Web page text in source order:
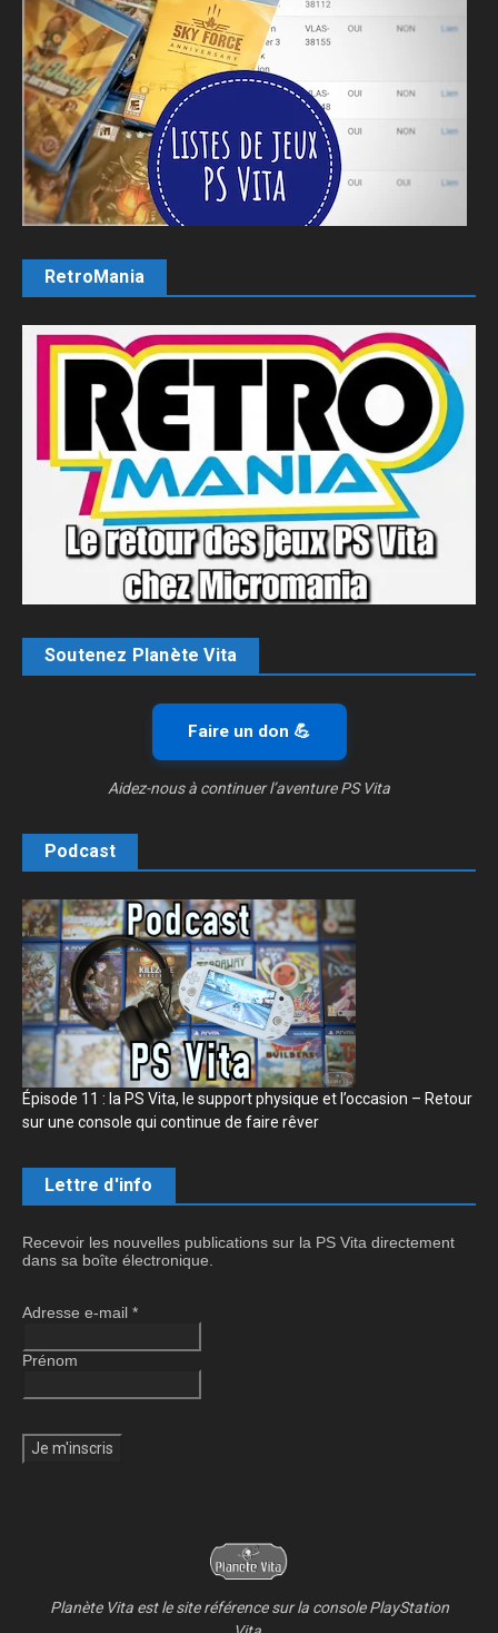
RetroMania
Soutenez Planète Vita
Faire un don 💪
Aidez-nous à continuer l’aventure PS Vita
Podcast
Épisode 11 : la PS Vita, le support physique et l’occasion – Retour
sur une console qui continue de faire rêver
Lettre d'info
Recevoir les nouvelles publications sur la PS Vita directement
dans sa boîte électronique.
Adresse e-mail *
Prénom
Planète Vita est le site référence sur la console PlayStation